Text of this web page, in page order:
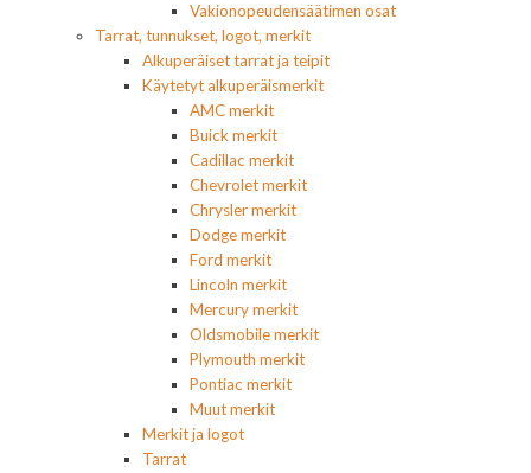
Vakionopeudensäätimen osat
Tarrat, tunnukset, logot, merkit
Alkuperäiset tarrat ja teipit
Käytetyt alkuperäismerkit
AMC merkit
Buick merkit
Cadillac merkit
Chevrolet merkit
Chrysler merkit
Dodge merkit
Ford merkit
Lincoln merkit
Mercury merkit
Oldsmobile merkit
Plymouth merkit
Pontiac merkit
Muut merkit
Merkit ja logot
Tarrat